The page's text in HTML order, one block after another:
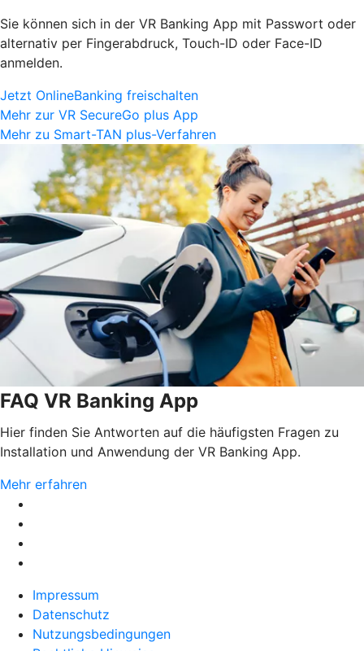
Sie können sich in der VR Banking App mit Passwort oder
alternativ per Fingerabdruck, Touch-ID oder Face-ID
anmelden.
Jetzt OnlineBanking freischalten
Mehr zur VR SecureGo plus App
Mehr zu Smart-TAN plus-Verfahren
FAQ VR Banking App
Hier finden Sie Antworten auf die häufigsten Fragen zu
Installation und Anwendung der VR Banking App.
Mehr erfahren
Impressum
Datenschutz
Nutzungsbedingungen